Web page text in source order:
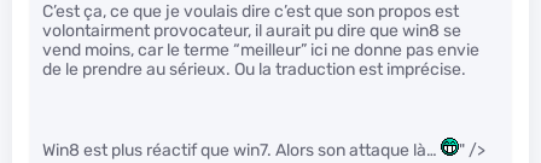
C’est ça, ce que je voulais dire c’est que son propos est
volontairment provocateur, il aurait pu dire que win8 se
vend moins, car le terme “meilleur” ici ne donne pas envie
de le prendre au sérieux. Ou la traduction est imprécise.
Win8 est plus réactif que win7. Alors son attaque là… " />